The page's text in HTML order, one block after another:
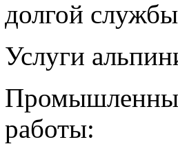
долгой
Услуги
работы: